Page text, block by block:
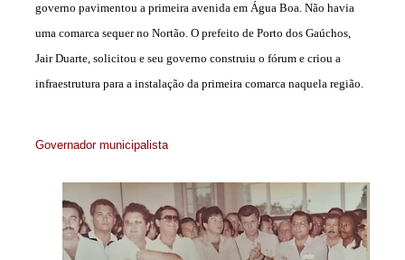
governo pavimentou a primeira avenida em Água Boa. Não havia
uma comarca sequer no Nortão. O prefeito de Porto dos Gaúchos,
Jair Duarte, solicitou e seu governo construiu o fórum e criou a
infraestrutura para a instalação da primeira comarca naquela região.
Governador municipalista